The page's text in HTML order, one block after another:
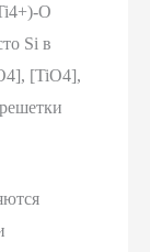
O
Si в
[TiO4],